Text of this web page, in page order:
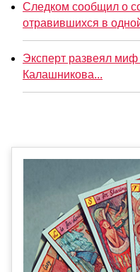
Следком сообщил о
отравившихся в
Эксперт развеял
Калашникова...